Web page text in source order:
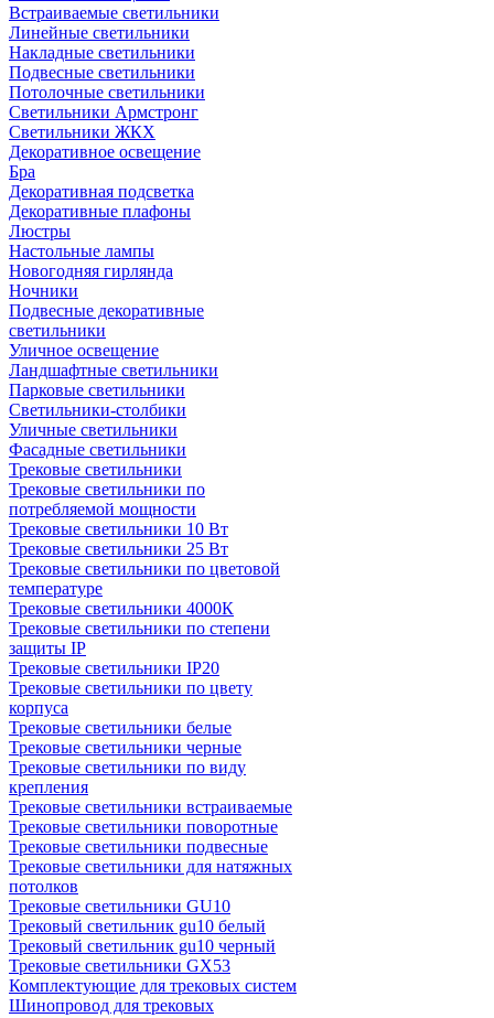
Встраиваемые светильники
Линейные светильники
Накладные светильники
Подвесные светильники
Потолочные светильники
Светильники Армстронг
Светильники ЖКХ
Декоративное освещение
Бра
Декоративная подсветка
Декоративные плафоны
Люстры
Настольные лампы
Новогодняя гирлянда
Ночники
Подвесные декоративные
светильники
Уличное освещение
Ландшафтные светильники
Парковые светильники
Светильники-столбики
Уличные светильники
Фасадные светильники
Трековые светильники
Трековые светильники по
потребляемой мощности
Трековые светильники 10 Вт
Трековые светильники 25 Вт
Трековые светильники по цветовой
температуре
Трековые светильники 4000К
Трековые светильники по степени
защиты IP
Трековые светильники IP20
Трековые светильники по цвету
корпуса
Трековые светильники белые
Трековые светильники черные
Трековые светильники по виду
крепления
Трековые светильники встраиваемые
Трековые светильники поворотные
Трековые светильники подвесные
Трековые светильники для натяжных
потолков
Трековые светильники GU10
Трековый светильник gu10 белый
Трековый светильник gu10 черный
Трековые светильники GX53
Комплектующие для трековых систем
Шинопровод для трековых